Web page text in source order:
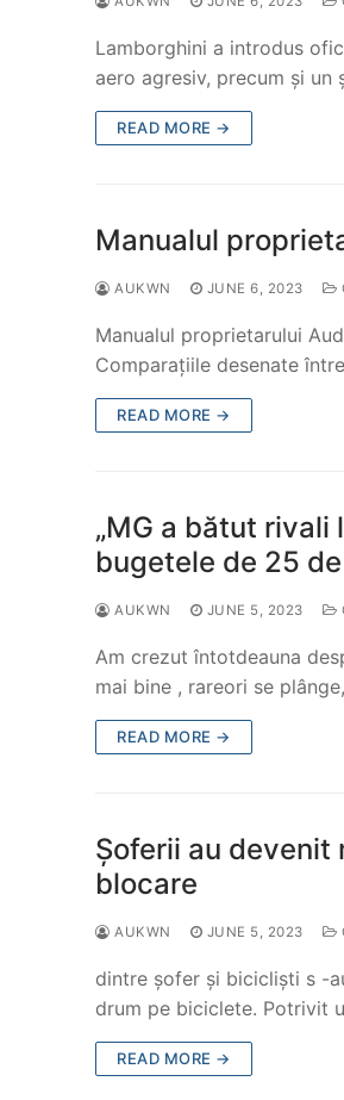
Lamborghini a introdus
aero agresiv, precum și un
READ MORE →
Manualul
AUKWN JUNE 6, 2023
Manualul proprietarului
Comparațiile desenate
READ MORE →
„MG a bătut
bugetele de 25
AUKWN JUNE 5, 2023
Am crezut întotdeauna
mai bine , rareori se
READ MORE →
Șoferii au
blocare
AUKWN JUNE 5, 2023
dintre șofer și bicicliști s -
drum pe biciclete. Potrivit
READ MORE →